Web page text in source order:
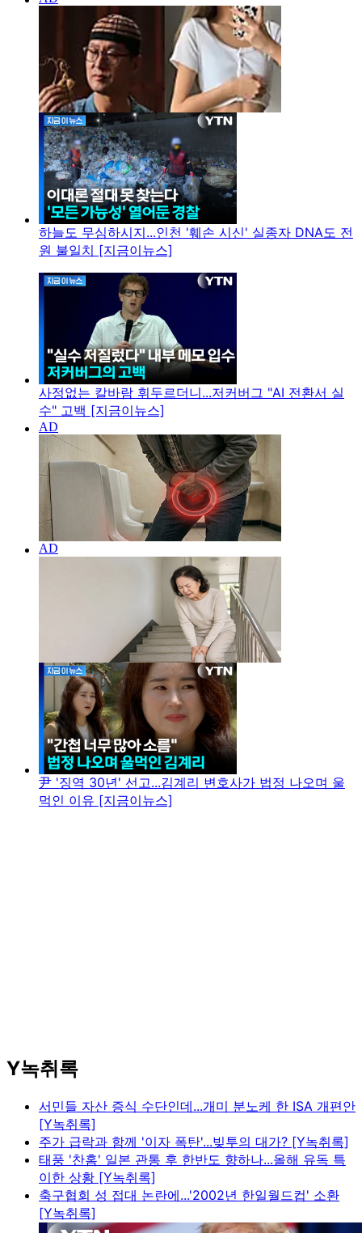
하늘도 무심하시지...인천 '훼손 시신' 실종자 DNA도 전
원 불일치 [지금이뉴스]
사정없는 칼바람 휘두르더니...저커버그 "AI 전환서 실
수" 고백 [지금이뉴스]
尹 '징역 30년' 선고...김계리 변호사가 법정 나오며 울
먹인 이유 [지금이뉴스]
Y녹취록
서민들 자산 증식 수단인데...개미 분노케 한 ISA 개편안
[Y녹취록]
주가 급락과 함께 '이자 폭탄'...빚투의 대가? [Y녹취록]
태풍 '찬홈' 일본 관통 후 한반도 향하나...올해 유독 특
이한 상황 [Y녹취록]
축구협회 성 접대 논란에...'2002년 한일월드컵' 소환
[Y녹취록]